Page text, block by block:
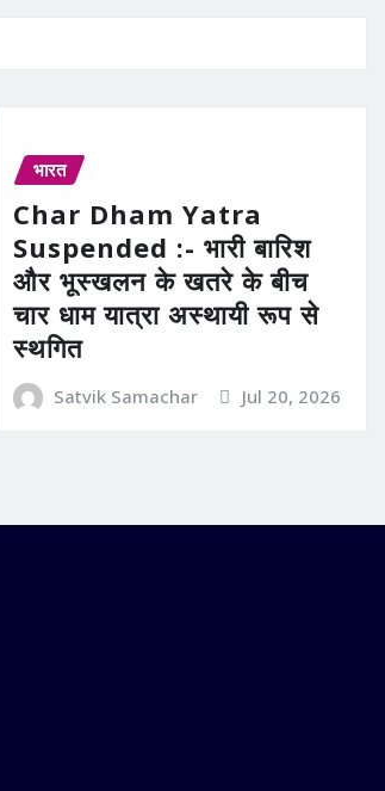
भारत
Char Dham Yatra
Suspended :- भारी बारिश
और भूस्खलन के खतरे के बीच
चार धाम यात्रा अस्थायी रूप से
स्थगित
Satvik Samachar Jul 20, 2026